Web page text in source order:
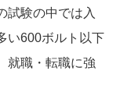
試験の中では入
い600ボルト以下
就職・転職に強